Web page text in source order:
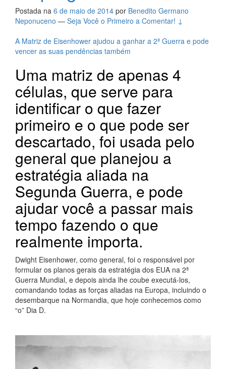
Postada na 6 de maio de 2014 por Benedito Germano
Neponuceno — Seja Você o Primeiro a Comentar! ↓
A Matriz de Eisenhower ajudou a ganhar a 2ª Guerra e pode
vencer as suas pendências também
Uma matriz de apenas 4
células, que serve para
identificar o que fazer
primeiro e o que pode ser
descartado, foi usada pelo
general que planejou a
estratégia aliada na
Segunda Guerra, e pode
ajudar você a passar mais
tempo fazendo o que
realmente importa.
Dwight Eisenhower, como general, foi o responsável por
formular os planos gerais da estratégia dos EUA na 2ª
Guerra Mundial, e depois ainda lhe coube executá-los,
comandando todas as forças aliadas na Europa, incluindo o
desembarque na Normandia, que hoje conhecemos como
“o” Dia D.